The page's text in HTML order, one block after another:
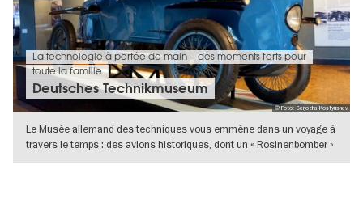
© Foto: Serjozha Kostyushev
La technologie à portée de main – des moments forts pour
toute la famille
Deutsches Technikmuseum
Le Musée allemand des techniques vous emmène dans un voyage à
travers le temps : des avions historiques, dont un « Rosinenbomber »